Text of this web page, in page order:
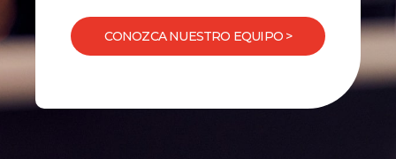
CONOZCA NUESTRO EQUIPO >